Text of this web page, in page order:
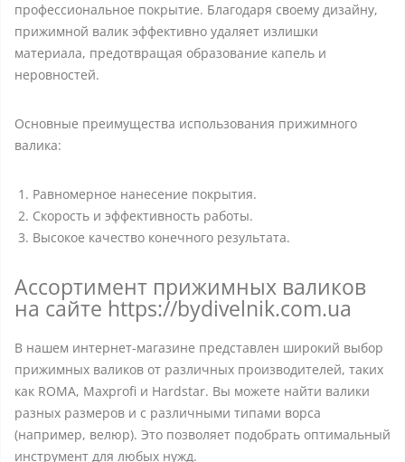
профессиональное покрытие. Благодаря своему дизайну,
прижимной валик эффективно удаляет излишки
материала, предотвращая образование капель и
неровностей.
Основные преимущества использования прижимного
валика:
Равномерное нанесение покрытия.
Скорость и эффективность работы.
Высокое качество конечного результата.
Ассортимент прижимных валиков
на сайте https://bydivelnik.com.ua
В нашем интернет-магазине представлен широкий выбор
прижимных валиков от различных производителей, таких
как ROMA, Maxprofi и Hardstar. Вы можете найти валики
разных размеров и с различными типами ворса
(например, велюр). Это позволяет подобрать оптимальный
инструмент для любых нужд.